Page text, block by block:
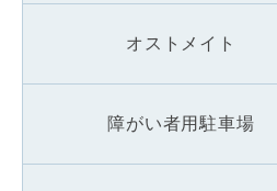
オストメイト
障がい者用駐車場